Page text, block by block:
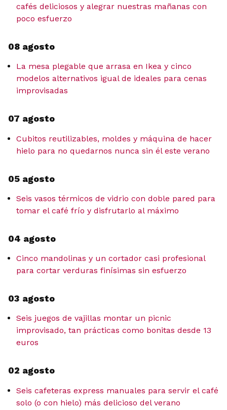
cafés deliciosos y alegrar nuestras mañanas con
poco esfuerzo
08 agosto
La mesa plegable que arrasa en Ikea y cinco
modelos alternativos igual de ideales para cenas
improvisadas
07 agosto
Cubitos reutilizables, moldes y máquina de hacer
hielo para no quedarnos nunca sin él este verano
05 agosto
Seis vasos térmicos de vidrio con doble pared para
tomar el café frío y disfrutarlo al máximo
04 agosto
Cinco mandolinas y un cortador casi profesional
para cortar verduras finísimas sin esfuerzo
03 agosto
Seis juegos de vajillas montar un picnic
improvisado, tan prácticas como bonitas desde 13
euros
02 agosto
Seis cafeteras express manuales para servir el café
solo (o con hielo) más delicioso del verano